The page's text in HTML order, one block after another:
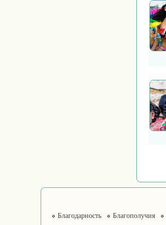
Благодарность Благополучия